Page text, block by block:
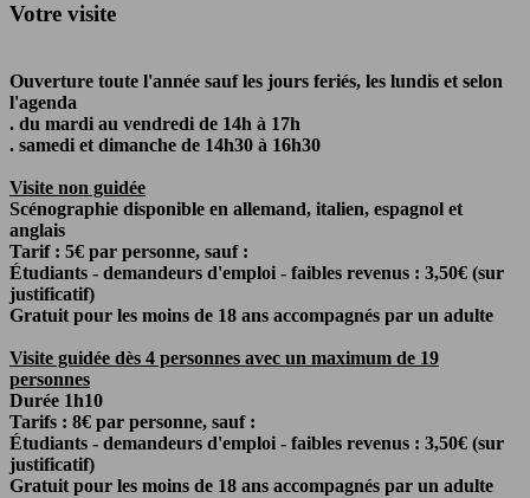
Votre visite
Ouverture toute l'année sauf les jours feriés, les lundis et selon
l'agenda
. du mardi au vendredi de 14h à 17h
. samedi et dimanche de 14h30 à 16h30
Visite non guidée
Scénographie disponible en allemand, italien, espagnol et
anglais
Tarif : 5€ par personne, sauf :
Étudiants - demandeurs d'emploi - faibles revenus : 3,50€ (sur
justificatif)
Gratuit pour les moins de 18 ans accompagnés par un adulte
Visite guidée dès 4 personnes avec un maximum de 19
personnes
Durée 1h10
Tarifs : 8€ par personne, sauf :
Étudiants - demandeurs d'emploi - faibles revenus : 3,50€ (sur
justificatif)
Gratuit pour les moins de 18 ans accompagnés par un adulte